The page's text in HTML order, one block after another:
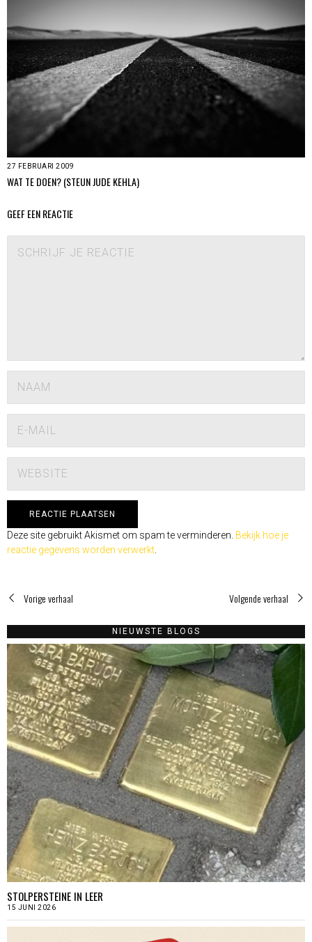
27 FEBRUARI 2009
WAT TE DOEN? (STEUN JUDE KEHLA)
GEEF EEN REACTIE
Deze site gebruikt Akismet om spam te verminderen. Bekijk hoe je
reactie gegevens worden verwerkt
Vorige verhaal Volgende verhaal
NIEUWSTE BLOGS
STOLPERSTEINE IN LEER
15 JUNI 2026